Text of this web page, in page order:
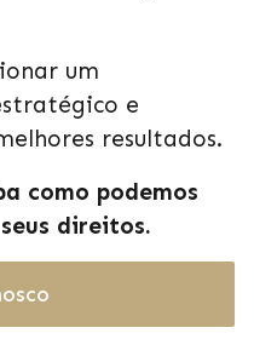
um
e
resultados.
como podemos
direitos.